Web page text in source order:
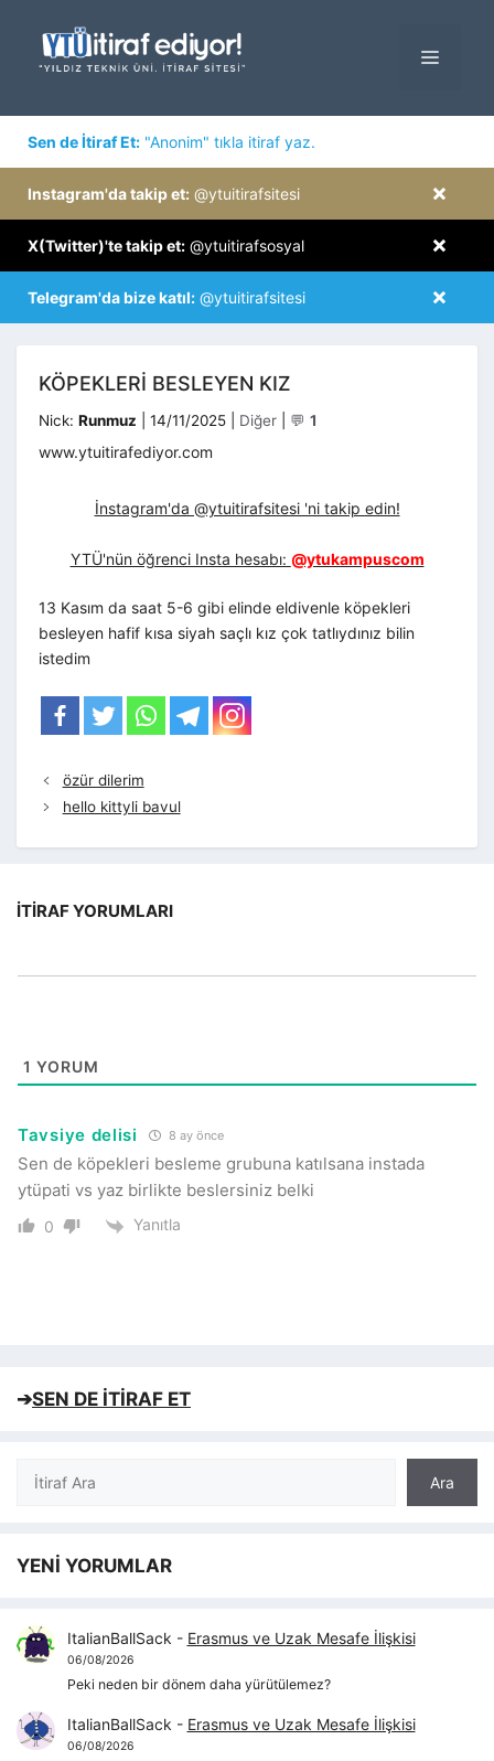
MENÜ
Sen de İtiraf Et: "Anonim" tıkla itiraf yaz.
×
Instagram'da takip et: @ytuitirafsitesi
×
X(Twitter)'te takip et: @ytuitirafsosyal
×
Telegram'da bize katıl: @ytuitirafsitesi
KÖPEKLERI BESLEYEN KIZ
Nick: Runmuz 14/11/2025 Kategoriler
Diğer 💬 1
www.ytuitirafediyor.com
İnstagram'da @ytuitirafsitesi 'ni takip edin!
YTÜ'nün öğrenci Insta hesabı: @ytukampuscom
13 Kasım da saat 5-6 gibi elinde eldivenle köpekleri
besleyen hafif kısa siyah saçlı kız çok tatlıydınız bilin
istedim
özür dilerim
hello kittyli bavul
İTIRAF YORUMLARI
1 YORUM
Tavsiye delisi 8 ay önce
Sen de köpekleri besleme grubuna katılsana instada
ytüpati vs yaz birlikte beslersiniz belki
0 Yanıtla
➔SEN DE İTİRAF ET
Ara
Ara
YENİ YORUMLAR
ItalianBallSack - Erasmus ve Uzak Mesafe İlişkisi
06/08/2026
Peki neden bir dönem daha yürütülemez?
ItalianBallSack - Erasmus ve Uzak Mesafe İlişkisi
06/08/2026